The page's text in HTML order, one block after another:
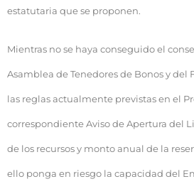
estatutaria que se proponen.
Mientras no se haya conseguido el
Asamblea de Tenedores de Bonos y del
las reglas actualmente previstas en el
correspondiente Aviso de Apertura del
de los recursos y monto anual de la
ello ponga en riesgo la capacidad del